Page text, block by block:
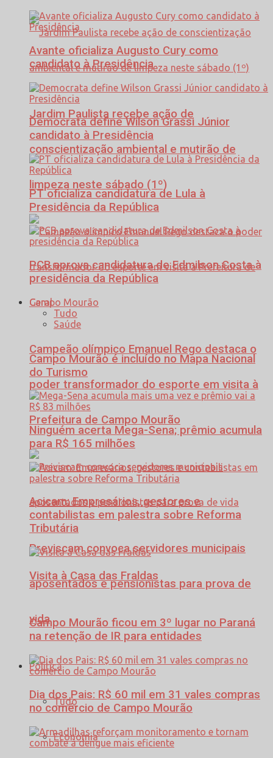
Jardim Paulista recebe ação de
conscientização ambiental e mutirão de
limpeza neste sábado (1º)
Campeão olímpico Emanuel Rego destaca o
poder transformador do esporte em visita à
Prefeitura de Campo Mourão
Previscam convoca servidores municipais
aposentados e pensionistas para prova de
vida
Política
Tudo
Economia
Avante oficializa Augusto Cury como
candidato à Presidência
Democrata define Wilson Grassi Júnior
candidato à Presidência
PT oficializa candidatura de Lula à
Presidência da República
PCB aprova candidatura de Edmilson Costa à
presidência da República
Geral
Tudo
Saúde
Campo Mourão é incluído no Mapa Nacional
do Turismo
Ninguém acerta Mega-Sena; prêmio acumula
para R$ 165 milhões
Acicam: Empresários, gestores e
contabilistas em palestra sobre Reforma
Tributária
Visita à Casa das Fraldas
Campo Mourão ficou em 3º lugar no Paraná
na retenção de IR para entidades
Dia dos Pais: R$ 60 mil em 31 vales compras
no comércio de Campo Mourão